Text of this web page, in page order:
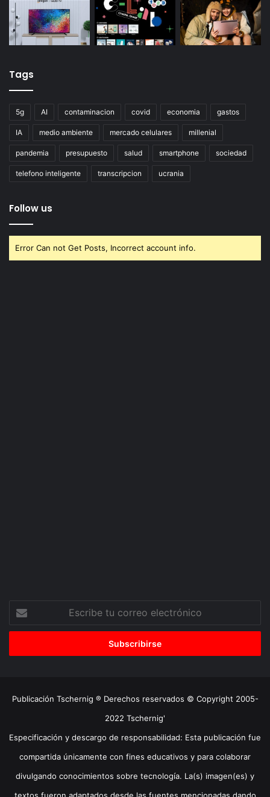
Tags
5g AI contaminacion covid economia gastos
IA medio ambiente mercado celulares millenial
pandemia presupuesto salud smartphone sociedad
telefono inteligente transcripcion ucrania
Follow us
Error Can not Get Posts, Incorrect account info.
correo
Publicación Tschernig ® Derechos reservados © Copyright 2005-
2022 Tschernig'
Especificación y descargo de responsabilidad: Esta publicación fue
compartida únicamente con fines educativos y para colaborar
divulgando conocimientos sobre tecnología. La(s) imagen(es) y
textos fueron adaptados desde las fuentes mencionadas dando